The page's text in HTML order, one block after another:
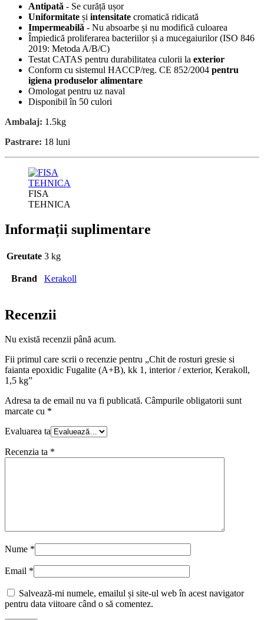
Antipată ‑ Se curăță ușor
Uniformitate și intensitate cromatică ridicată
Impermeabilă ‑ Nu absoarbe și nu modifică culoarea
Împiedică proliferarea bacteriilor și a mucegaiurilor (ISO 846
2019: Metoda A/B/C)
Testat CATAS pentru durabilitatea culorii la exterior
Conform cu sistemul HACCP/reg. CE 852/2004 pentru
igiena produselor alimentare
Omologat pentru uz naval
Disponibil în 50 culori
Ambalaj: 1.5kg
Pastrare: 18 luni
FISA
TEHNICA
Informații suplimentare
Greutate 3 kg
Brand Kerakoll
Recenzii
Nu există recenzii până acum.
Fii primul care scrii o recenzie pentru „Chit de rosturi gresie si
faianta epoxidic Fugalite (A+B), kk 1, interior / exterior, Kerakoll,
1,5 kg”
Adresa ta de email nu va fi publicată. Câmpurile obligatorii sunt
marcate cu *
Evaluarea ta
Recenzia ta *
Nume *
Email *
Salvează-mi numele, emailul și site-ul web în acest navigator
pentru data viitoare când o să comentez.